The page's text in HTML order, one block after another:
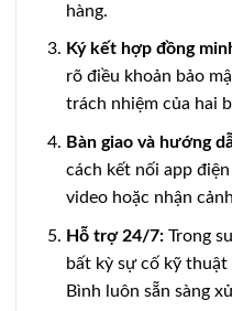
hàng.
Ký kết hợp đồng
rõ điều khoản bảo
trách nhiệm của hai
Bàn giao và hướng
cách kết nối app
video hoặc nhận
Hỗ trợ 24/7:Trong
bất kỳ sự cố kỹ thuật
Bình luôn sẵn sàng